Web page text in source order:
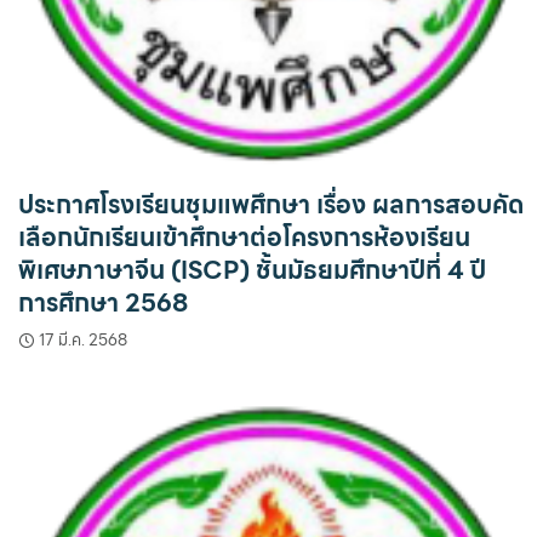
ประกาศโรงเรียนชุมแพศึกษา เรื่อง ผลการสอบคัด
เลือกนักเรียนเข้าศึกษาต่อโครงการห้องเรียน
พิเศษภาษาจีน (ISCP) ชั้นมัธยมศึกษาปีที่ 4 ปี
การศึกษา 2568
17 มี.ค. 2568